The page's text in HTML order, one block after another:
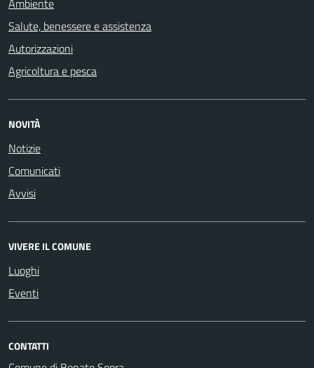
Ambiente
Salute, benessere e assistenza
Autorizzazioni
Agricoltura e pesca
NOVITÀ
Notizie
Comunicati
Avvisi
VIVERE IL COMUNE
Luoghi
Eventi
CONTATTI